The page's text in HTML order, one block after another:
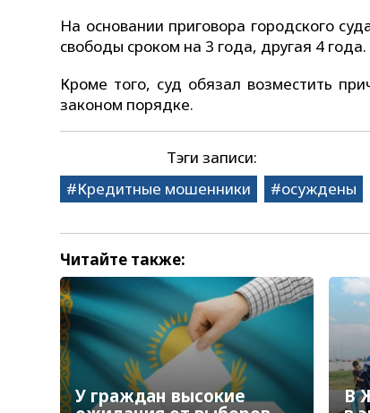
На основании приговора городского
свободы сроком на 3 года, другая 4 года.
Кроме того, суд обязал возместить
законом порядке.
Тэги записи:
Кредитные мошенники
осуждены
Читайте также:
У граждан высокие
В